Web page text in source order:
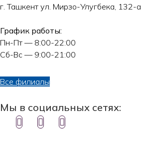
г. Ташкент ул. Мирзо-Улугбека, 132-а
График работы:
Пн-Пт — 8:00-22:00
Сб-Вс — 9:00-21:00
Все филиалы
Мы в социальных сетях: